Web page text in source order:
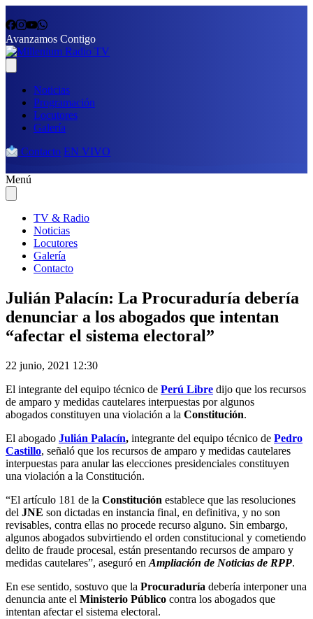
Avanzamos Contigo
Noticias
Programación
Locutores
Galería
Contacto EN VIVO
Menú
TV & Radio
Noticias
Locutores
Galería
Contacto
Julián Palacín: La Procuraduría debería
denunciar a los abogados que intentan
“afectar el sistema electoral”
22 junio, 2021 12:30
El integrante del equipo técnico de Perú Libre dijo que los recursos
de amparo y medidas cautelares interpuestas por algunos
abogados constituyen una violación a la Constitución.
El abogado Julián Palacín, integrante del equipo técnico de Pedro
Castillo, señaló que los recursos de amparo y medidas cautelares
interpuestas para anular las elecciones presidenciales constituyen
una violación a la Constitución.
“El artículo 181 de la Constitución establece que las resoluciones
del JNE son dictadas en instancia final, en definitiva, y no son
revisables, contra ellas no procede recurso alguno. Sin embargo,
algunos abogados subvirtiendo el orden constitucional y cometiendo
delito de fraude procesal, están presentando recursos de amparo y
medidas cautelares”, aseguró en Ampliación de Noticias de RPP.
En ese sentido, sostuvo que la Procuraduría debería interponer una
denuncia ante el Ministerio Público contra los abogados que
intentan afectar el sistema electoral.